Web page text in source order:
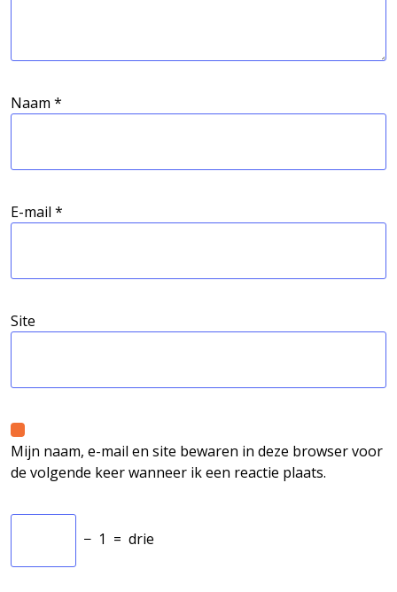
Naam *
E-mail *
Site
Mijn naam, e-mail en site bewaren in deze browser voor
de volgende keer wanneer ik een reactie plaats.
− 1 = drie